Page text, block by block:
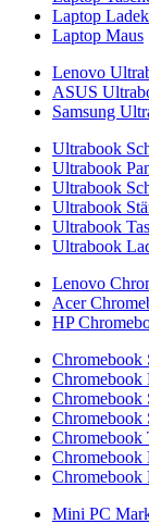
Laptop
Laptop Maus
Lenovo
ASUS
Samsung
Ultrabook
Ultrabook
Ultrabook
Ultrabook
Ultrabook
Ultrabook
Lenovo
Acer
HP
Chromebook
Chromebook
Chromebook
Chromebook
Chromebook
Chromebook
Chromebook
Mini PC